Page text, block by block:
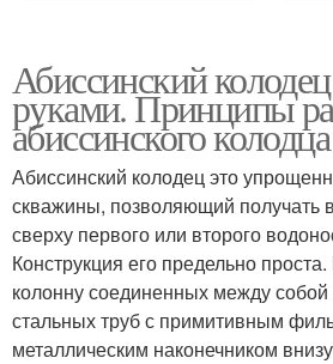
Забурник для
абиссинского колодца
Абиссинский
руками. Принципы
абиссинского колодца
Абиссинский колодец это
скважины, позволяющий получать
сверху первого или второго
Конструкция его предельно
колонну соединенных между
стальных труб с примитивным
металлическим наконечником